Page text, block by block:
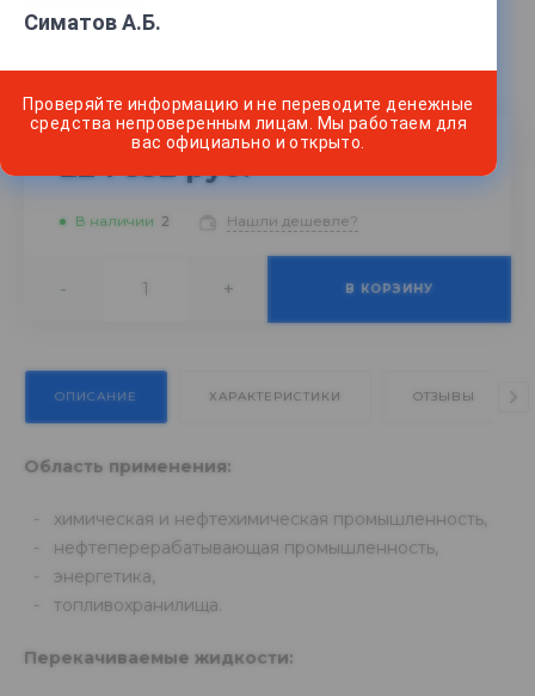
Виды топлива
—
дизельного топлива, спиртов
224 532 руб.
В наличии 2 Нашли дешевле?
- + В КОРЗИНУ
ОПИСАНИЕ ХАРАКТЕРИСТИКИ ОТЗЫВЫ
Область применения:
- химическая и нефтехимическая промышленность,
- нефтеперерабатывающая промышленность,
- энергетика,
- топливохранилища.
Перекачиваемые жидкости:
Симатов А.Б.
Проверяйте информацию и не переводите денежные
средства непроверенным лицам. Мы работаем для
вас официально и открыто.